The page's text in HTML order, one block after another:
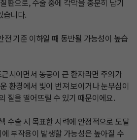
환으로, 수술 중에 각막을 충분히 남기
습니다.
기준 이하일 때 동반될 가능성이 높습
시이면서 동공이 큰 환자라면 주의가
환경에서 빛이 번져 보이거나 눈부심이
질을 떨어뜨릴 수 있기 때문이에요.
수술 시 목표한 시력에 안정적으로 도달
부작용이 발생할 가능성은 높아질 수